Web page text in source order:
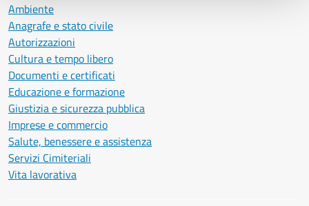
Ambiente
Anagrafe e stato civile
Autorizzazioni
Cultura e tempo libero
Documenti e certificati
Educazione e formazione
Giustizia e sicurezza pubblica
Imprese e commercio
Salute, benessere e assistenza
Servizi Cimiteriali
Vita lavorativa